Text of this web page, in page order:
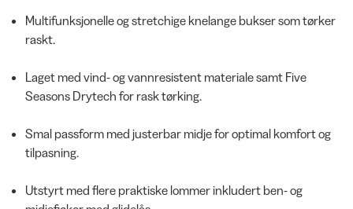
Multifunksjonelle og stretchige knelange bukser som tørker
raskt.
Laget med vind- og vannresistent materiale samt Five
Seasons Drytech for rask tørking.
Smal passform med justerbar midje for optimal komfort og
tilpasning.
Utstyrt med flere praktiske lommer inkludert ben- og